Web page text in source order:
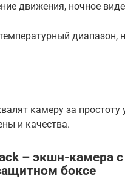
движения, ночное
диапазон,
камеру за простоту
и качества.
– экшн-камера
боксе